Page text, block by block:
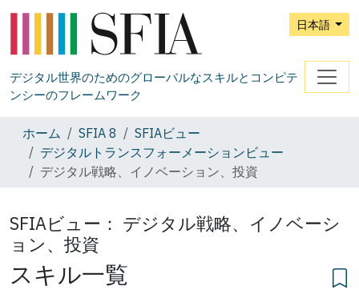
日本語
デジタル世界のためのグローバルなスキルとコンピテ
ンシーのフレームワーク
ホーム SFIA 8
SFIAビュー
デジタルトランスフォーメーションビュー
デジタル戦略、イノベーション、投資
SFIAビュー： デジタル戦略、イノベーシ
ョン、投資
スキル一覧